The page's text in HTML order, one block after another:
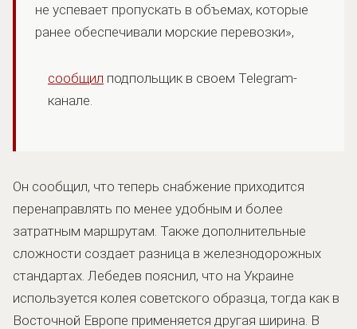
не успевает пропускать в объемах, которые
ранее обеспечивали морские перевозки»,
сообщил подпольщик в своем Telegram-
канале.
Он сообщил, что теперь снабжение приходится
перенаправлять по менее удобным и более
затратным маршрутам. Также дополнительные
сложности создает разница в железнодорожных
стандартах. Лебедев пояснил, что на Украине
используется колея советского образца, тогда как в
Восточной Европе применяется другая ширина. В